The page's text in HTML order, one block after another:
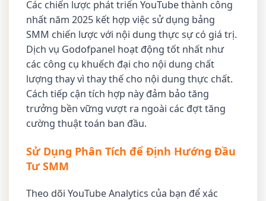
Các chiến lược phát triển YouTube thành công
nhất năm 2025 kết hợp việc sử dụng bảng
SMM chiến lược với nội dung thực sự có giá trị.
Dịch vụ Godofpanel hoạt động tốt nhất như
các công cụ khuếch đại cho nội dung chất
lượng thay vì thay thế cho nội dung thực chất.
Cách tiếp cận tích hợp này đảm bảo tăng
trưởng bền vững vượt ra ngoài các đợt tăng
cường thuật toán ban đầu.
Sử Dụng Phân Tích để Định Hướng Đầu
Tư SMM
Theo dõi YouTube Analytics của bạn để xác